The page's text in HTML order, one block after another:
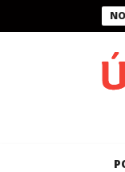
Presidente